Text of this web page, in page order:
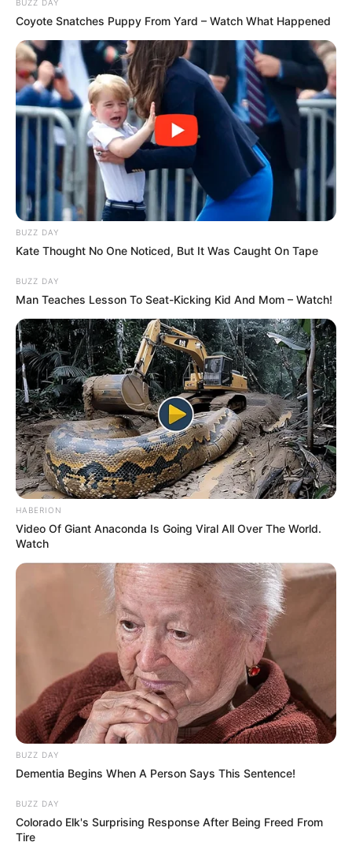
BUZZ DAY
Coyote Snatches Puppy From Yard – Watch What Happened
BUZZ DAY
Kate Thought No One Noticed, But It Was Caught On Tape
BUZZ DAY
Man Teaches Lesson To Seat-Kicking Kid And Mom – Watch!
HABERION
Video Of Giant Anaconda Is Going Viral All Over The World.
Watch
BUZZ DAY
Dementia Begins When A Person Says This Sentence!
BUZZ DAY
Colorado Elk's Surprising Response After Being Freed From
Tire